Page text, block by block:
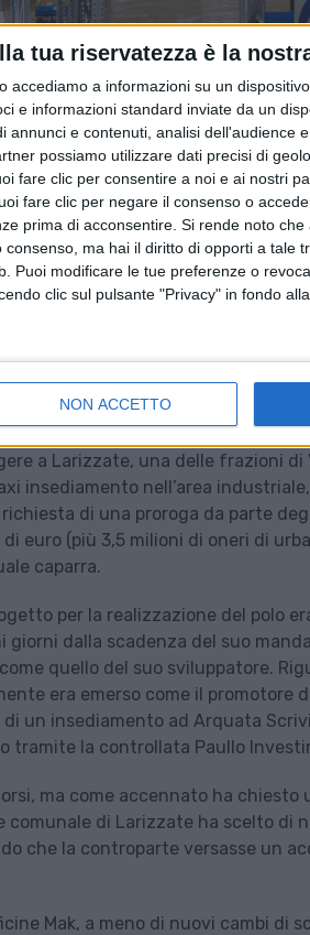
tua riservatezza è la
accediamo a informazioni su un
e informazioni standard inviate da un
e contenuti, analisi dell'audience
possiamo utilizzare dati precisi di
fare clic per consentire a noi e ai nostri
fare clic per negare il consenso o
prima di acconsentire. Si rende noto
ma hai il diritto di opporti a tale
Puoi modificare le tue preferenze o
clic sul pulsante "Privacy" in fondo
NON ACCETTO
a Larizzate, una delle frazioni di
insediamento nell’area
di una proroga da parte
euro (più 3,5 milioni di oneri di
caparra.
per la realizzazione del polo
dalla scadenza del suo
quello del suo sviluppatore.
era emerso come il promotore
un insediamento ad Arquata
tramite la controllata Paullo
ma come accennato ha chiesto
comunale di Larizzate ha scelto di
che la controparte versasse un
Mak, a meno di nuovi cambi di